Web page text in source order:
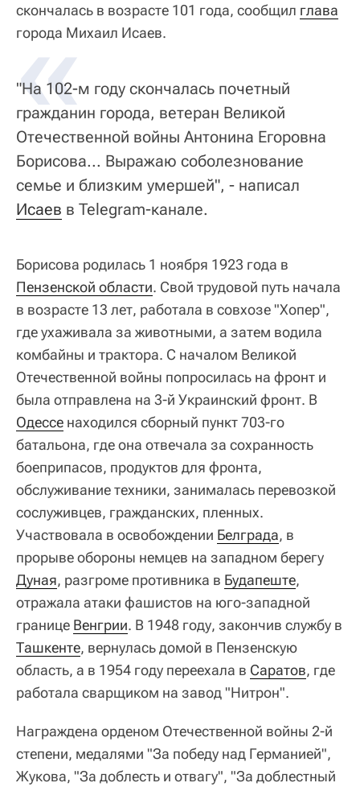
скончалась в возрасте 101 года, сообщил глава
города Михаил Исаев.
«
"На 102-м году скончалась почетный
гражданин города, ветеран Великой
Отечественной войны Антонина Егоровна
Борисова... Выражаю соболезнование
семье и близким умершей", - написал
Исаев в Telegram-канале.
Борисова родилась 1 ноября 1923 года в
Пензенской области. Свой трудовой путь начала
в возрасте 13 лет, работала в совхозе "Хопер",
где ухаживала за животными, а затем водила
комбайны и трактора. С началом Великой
Отечественной войны попросилась на фронт и
была отправлена на 3-й Украинский фронт. В
Одессе находился сборный пункт 703-го
батальона, где она отвечала за сохранность
боеприпасов, продуктов для фронта,
обслуживание техники, занималась перевозкой
сослуживцев, гражданских, пленных.
Участвовала в освобождении Белграда, в
прорыве обороны немцев на западном берегу
Дуная, разгроме противника в Будапеште,
отражала атаки фашистов на юго-западной
границе Венгрии. В 1948 году, закончив службу в
Ташкенте, вернулась домой в Пензенскую
область, а в 1954 году переехала в Саратов, где
работала сварщиком на завод "Нитрон".
Награждена орденом Отечественной войны 2-й
степени, медалями "За победу над Германией",
Жукова, "За доблесть и отвагу", "За доблестный